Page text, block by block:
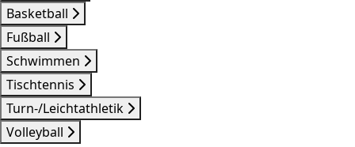
Basketball
Fußball
Schwimmen
Tischtennis
Turn-/Leichtathletik
Volleyball